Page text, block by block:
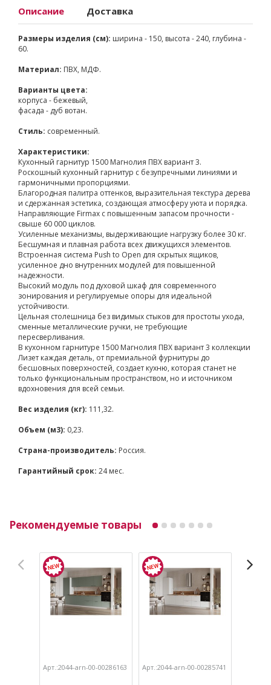
Описание Доставка
Размеры изделия (см): ширина - 150, высота - 240, глубина -
60.
Материал: ПВХ, МДФ.
Варианты цвета:
корпуса - бежевый,
фасада - дуб вотан.
Стиль: современный.
Характеристики:
Кухонный гарнитур 1500 Магнолия ПВХ вариант 3.
Роскошный кухонный гарнитур с безупречными линиями и
гармоничными пропорциями.
Благородная палитра оттенков, выразительная текстура дерева
и сдержанная эстетика, создающая атмосферу уюта и порядка.
Направляющие Firmax с повышенным запасом прочности -
свыше 60 000 циклов.
Усиленные механизмы, выдерживающие нагрузку более 30 кг.
Бесшумная и плавная работа всех движущихся элементов.
Встроенная система Push to Open для скрытых ящиков,
усиленное дно внутренних модулей для повышенной
надежности.
Высокий модуль под духовой шкаф для современного
зонирования и регулируемые опоры для идеальной
устойчивости.
Цельная столешница без видимых стыков для простоты ухода,
сменные металлические ручки, не требующие
пересверливания.
В кухонном гарнитуре 1500 Магнолия ПВХ вариант 3 коллекции
Лизет каждая деталь, от премиальной фурнитуры до
бесшовных поверхностей, создает кухню, которая станет не
только функциональным пространством, но и источником
вдохновения для всей семьи.
Вес изделия (кг): 111,32.
Объем (м3): 0,23.
Страна-производитель: Россия.
Гарантийный срок: 24 мес.
Рекомендуемые товары
Арт.:2044-arn-00-00286163 Арт.:2044-arn-00-00285741